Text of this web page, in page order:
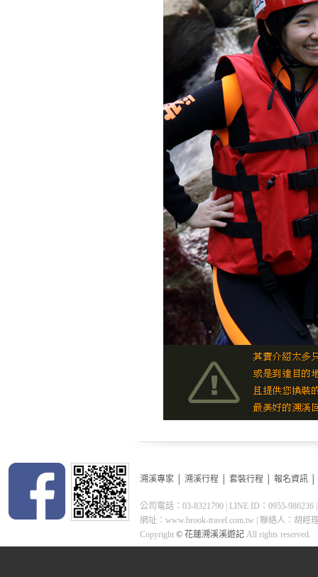
溯溪專家 溯溪行程 套裝行程 報名資訊
公司電話：03-8321790 | LINE ID：0955-
網址：www.brook-travel.com.tw | 聯絡人：胡經
Copyright © 花蓮溯溪溪遊記 All rights reserved.